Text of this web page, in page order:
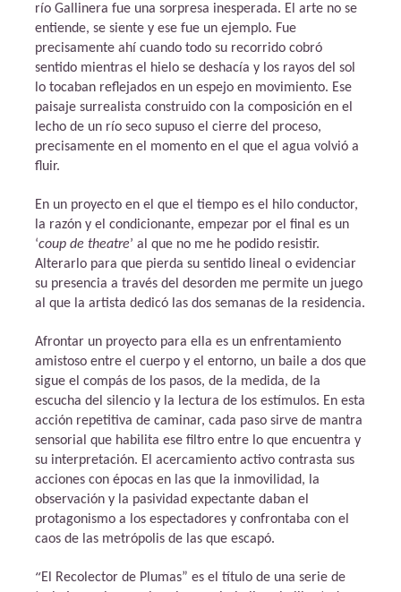
río Gallinera fue una sorpresa inesperada. El arte no se
entiende, se siente y ese fue un ejemplo. Fue
precisamente ahí cuando todo su recorrido cobró
sentido mientras el hielo se deshacía y los rayos del sol
lo tocaban reflejados en un espejo en movimiento. Ese
paisaje surrealista construido con la composición en el
lecho de un río seco supuso el cierre del proceso,
precisamente en el momento en el que el agua volvió a
fluir.
En un proyecto en el que el tiempo es el hilo conductor,
la razón y el condicionante, empezar por el final es un
‘coup de theatre’ al que no me he podido resistir.
Alterarlo para que pierda su sentido lineal o evidenciar
su presencia a través del desorden me permite un juego
al que la artista dedicó las dos semanas de la residencia.
Afrontar un proyecto para ella es un enfrentamiento
amistoso entre el cuerpo y el entorno, un baile a dos que
sigue el compás de los pasos, de la medida, de la
escucha del silencio y la lectura de los estímulos. En esta
acción repetitiva de caminar, cada paso sirve de mantra
sensorial que habilita ese filtro entre lo que encuentra y
su interpretación. El acercamiento activo contrasta sus
acciones con épocas en las que la inmovilidad, la
observación y la pasividad expectante daban el
protagonismo a los espectadores y confrontaba con el
caos de las metrópolis de las que escapó.
“El Recolector de Plumas” es el título de una serie de